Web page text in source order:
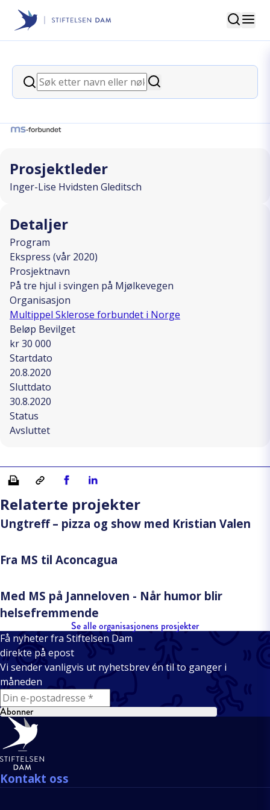
Stiftelsen Dam
Søk
Søk
Søk
back
På tre hjul i svingen på Mjølkevegen
Prosjektleder
Inger-Lise Hvidsten Gleditsch
Detaljer
Program
Ekspress (vår 2020)
Prosjektnavn
På tre hjul i svingen på Mjølkevegen
Organisasjon
Multippel Sklerose forbundet i Norge
Beløp Bevilget
kr 30 000
Startdato
20.8.2020
Sluttdato
30.8.2020
Status
Avsluttet
Skriv ut Kopiera länkDel på Facebook
Del på Linkedin
Relaterte projekter
Ungtreff – pizza og show med Kristian Valen
Fra MS til Aconcagua
Med MS på Janneloven - Når humor blir
helsefremmende
Se alle organisasjonens prosjekter
Få nyheter fra Stiftelsen Dam
direkte på epost
Vi sender vanligvis ut nyhetsbrev én til to ganger i
måneden
E-mail
Abonner
Bunntekst
Kontakt oss